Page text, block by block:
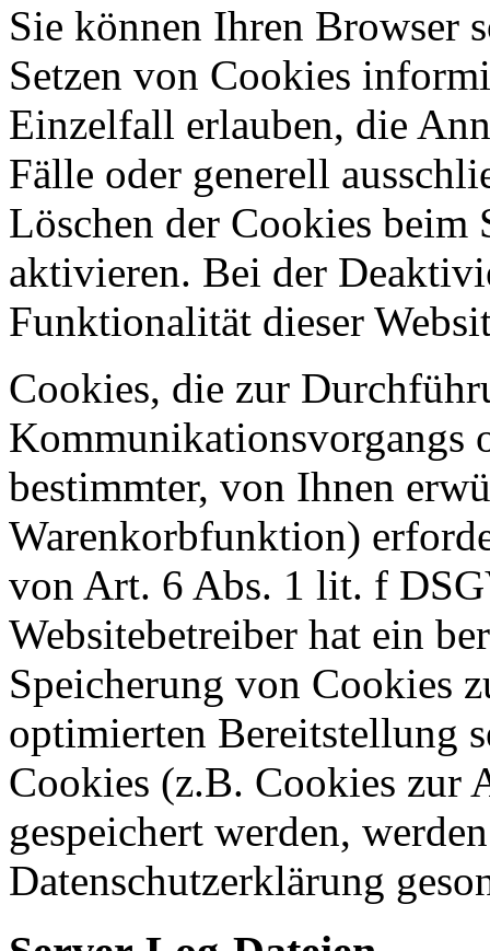
Sie können Ihren Browser
Setzen von Cookies
Einzelfall erlauben, die
Fälle oder generell
Löschen der Cookies beim
aktivieren. Bei der
Funktionalität dieser
Cookies, die zur
Kommunikationsvorgangs
bestimmter, von Ihnen
Warenkorbfunktion)
von Art. 6 Abs. 1 lit. f
Websitebetreiber hat ein
Speicherung von Cookies
optimierten Bereitstellung
Cookies (z.B. Cookies zur
gespeichert werden,
Datenschutzerklärung